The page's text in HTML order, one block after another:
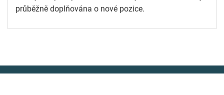
průběžně doplňována o nové pozice.